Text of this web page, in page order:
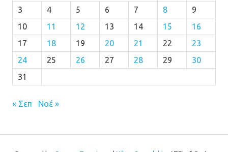
3
4 5 6 7 8
9
10
11 12 13 14 15
16
17
18 19 20 21 22
23
24
25 26 27 28 29
30
31
« Σεπ Νοέ »